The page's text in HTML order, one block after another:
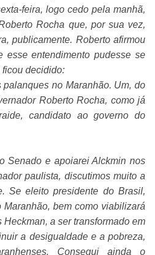
feira, logo cedo pela manhã,
Rocha que, por sua vez,
publicamente. Roberto afirmou
entendimento pudesse se
ficou decidido:
no Maranhão. Um, do
Roberto Rocha, como já
candidato ao governo do
Senado e apoiarei Alckmin nos
paulista, discutimos muito a
Se eleito presidente do Brasil,
bem como viabilizará
a ser transformado em
a desigualdade e a pobreza,
Consegui ainda o